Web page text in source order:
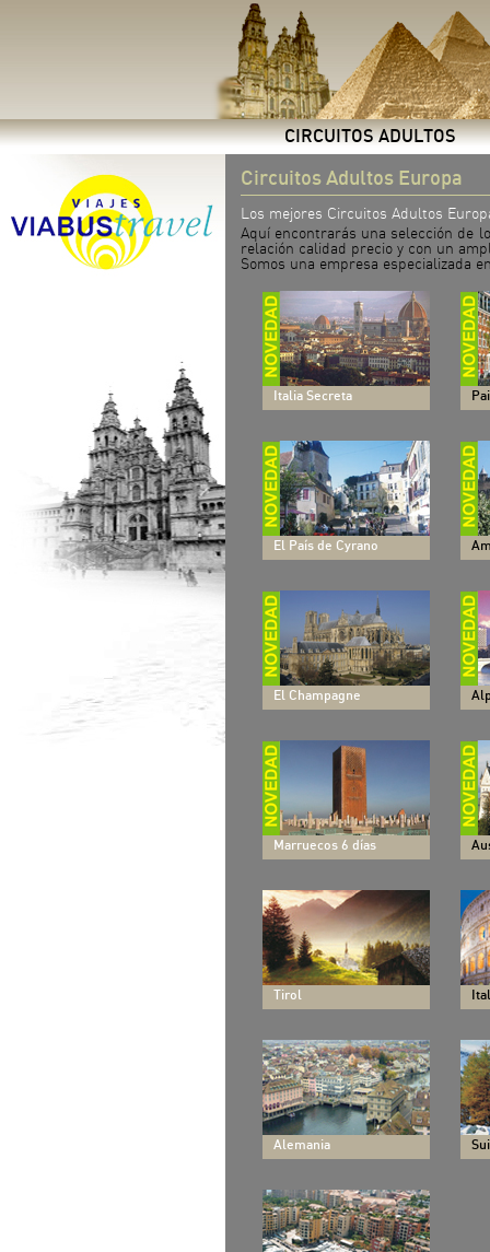
CIRCUITOS ADULTOS
Circuitos
Los mejores Circuitos Adultos
Aquí encontrarás una selección de
relación calidad precio y con un
Somos una empresa especializada
Italia Secreta
El País de Cyrano
El Champagne
Marruecos 6 días
Tirol
Alemania